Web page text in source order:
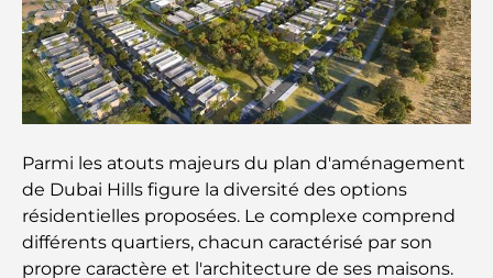
Lamborghini les plus chères jamais construites : la
liste ultime des collectionneurs
L'école GEMS la plus chère de Dubaï : un guide
complet pour les parents
Les meilleures écoles près de Damac Hills 2 : un
guide pour les familles
Les meilleurs restaurants indiens de Dubaï : un
voyage culinaire
Parmi les atouts majeurs du plan d'aménagement
de Dubai Hills figure la diversité des options
résidentielles proposées. Le complexe comprend
différents quartiers, chacun caractérisé par son
propre caractère et l'architecture de ses maisons.